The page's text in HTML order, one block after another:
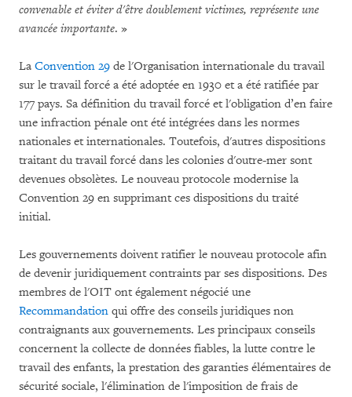
convenable et éviter d'être doublement victimes, représente une
avancée importante. »
La Convention 29 de l'Organisation internationale du travail
sur le travail forcé a été adoptée en 1930 et a été ratifiée par
177 pays. Sa définition du travail forcé et l'obligation d’en faire
une infraction pénale ont été intégrées dans les normes
nationales et internationales. Toutefois, d'autres dispositions
traitant du travail forcé dans les colonies d'outre-mer sont
devenues obsolètes. Le nouveau protocole modernise la
Convention 29 en supprimant ces dispositions du traité
initial.
Les gouvernements doivent ratifier le nouveau protocole afin
de devenir juridiquement contraints par ses dispositions. Des
membres de l'OIT ont également négocié une
Recommandation qui offre des conseils juridiques non
contraignants aux gouvernements. Les principaux conseils
concernent la collecte de données fiables, la lutte contre le
travail des enfants, la prestation des garanties élémentaires de
sécurité sociale, l'élimination de l'imposition de frais de